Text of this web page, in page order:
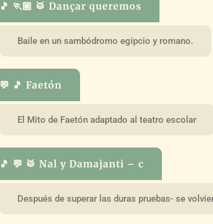
🎵 🏃🏽 🥁 Dançar queremos
Baile en un sambódromo egipcio y romano.
💬 🎵 Faetón
El Mito de Faetón adaptado al teatro escolar
🎵 💬 🥁 Nal y Damajanti – c
Después de superar las duras pruebas- se